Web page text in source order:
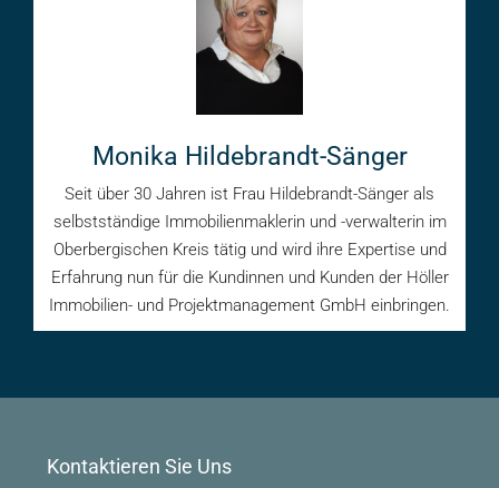
Monika Hildebrandt-Sänger
Seit über 30 Jahren ist Frau Hildebrandt-Sänger als
selbstständige Immobilienmaklerin und -verwalterin im
Oberbergischen Kreis tätig und wird ihre Expertise und
Erfahrung nun für die Kundinnen und Kunden der Höller
Immobilien- und Projektmanagement GmbH einbringen.
Kontaktieren Sie Uns